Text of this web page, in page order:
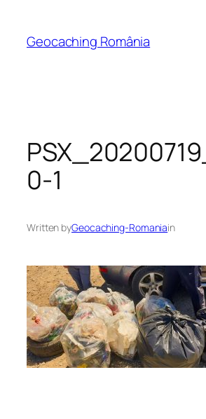
content
Geocaching România
0-1
Written byGeocaching-Romaniain